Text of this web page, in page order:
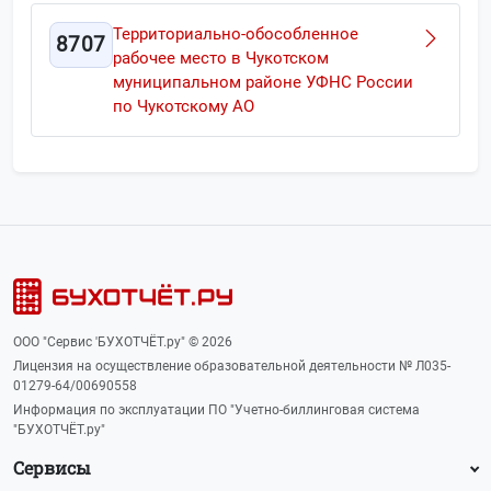
8707 Территориально-обособленное
рабочее место в Чукотском
муниципальном районе УФНС России
по Чукотскому АО
ООО "Сервис 'БУХОТЧЁТ.ру" © 2026
Лицензия на осуществление образовательной деятельности № Л035-
01279-64/00690558
Информация по эксплуатации ПО "Учетно-биллинговая система
"БУХОТЧЁТ.ру"
Сервисы